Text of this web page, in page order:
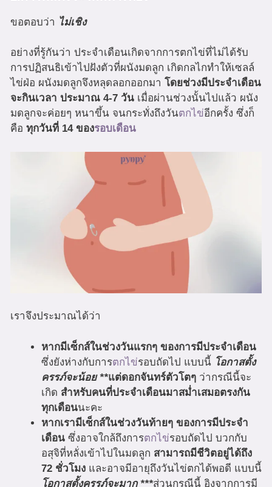
ขอตอบว่า ไม่เชิง
อย่างที่รู้กันว่า ประจำเดือนเกิดจากการตกไข่ที่ไม่ได้รับ
การปฏิสนธิเข้าไปฝังตัวที่ผนังมดลูก เกิดกลไกทำให้เซลล์
ไข่ฝ่อ ผนังมดลูกจึงหลุดลอกออกมา โดยช่วงมีประจำเดือน
จะกินเวลา ประมาณ 4-7 วัน เมื่อผ่านช่วงนั้นไปแล้ว ผนัง
มดลูกจะค่อยๆ หนาขึ้น จนกระทั่งถึงวันตกไข่อีกครั้ง ซึ่งก็
คือ ทุกวันที่ 14 ของรอบเดือน
เราจึงประมาณได้ว่า
หากมีเซ็กส์ในช่วงวันแรกๆ ของการมีประจำเดือน
ซึ่งยังห่างกับการตกไข่รอบถัดไป แบบนี้ โอกาสตั้ง
ครรภ์จะน้อย**แต่ดอกจันทร์ตัวโตๆ ว่ากรณีนี้จะ
เกิด สำหรับคนที่ประจำเดือนมาสม่ำเสมอตรงกัน
ทุกเดือนนะคะ
หากเรามีเซ็กส์ในช่วงวันท้ายๆ ของการมีประจำ
เดือน ซึ่งอาจใกล้ถึงการตกไข่รอบถัดไป บวกกับ
อสุจิที่หลั่งเข้าไปในมดลูก สามารถมีชีวิตอยู่ได้ถึง
72 ชั่วโมง และอาจมีอายุถึงวันไข่ตกได้พอดี แบบนี้
โอกาสตั้งครรภ์จะมาก ***ส่วนกรณีนี้ อิงจากการมี